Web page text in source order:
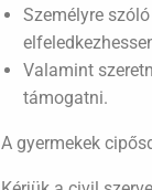
Személyre
Valamint
támogatni.
A gyermekek